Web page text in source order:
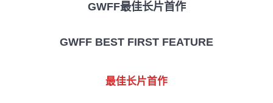
GWFF最佳长片首作
GWFF BEST FIRST FEATURE
最佳长片首作